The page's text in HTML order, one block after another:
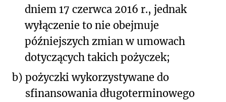
dniem 17 czerwca 2016 r., jednak
wyłączenie to nie obejmuje
późniejszych zmian w umowach
dotyczących takich pożyczek;
b) pożyczki wykorzystywane do
sfinansowania długoterminowego